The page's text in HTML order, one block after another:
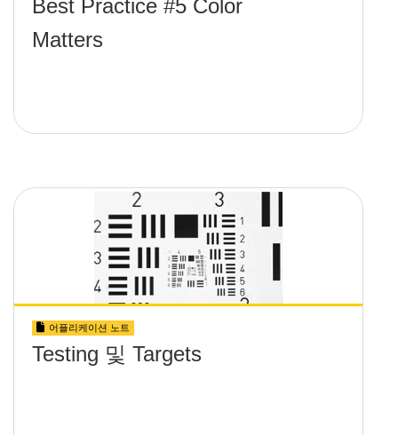
Best Practice #5 Color
Matters
어플리케이션 노트
Testing 및 Targets